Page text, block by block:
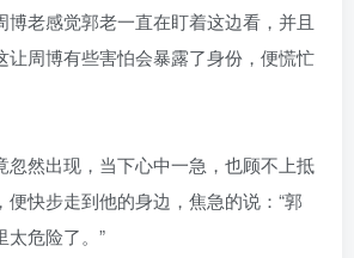
博老感觉郭老一直在盯着这边看，并且
让周博有些害怕会暴露了身份，便慌忙
忽然出现，当下心中一急，也顾不上抵
快步走到他的身边，焦急的说：“郭
太危险了。”